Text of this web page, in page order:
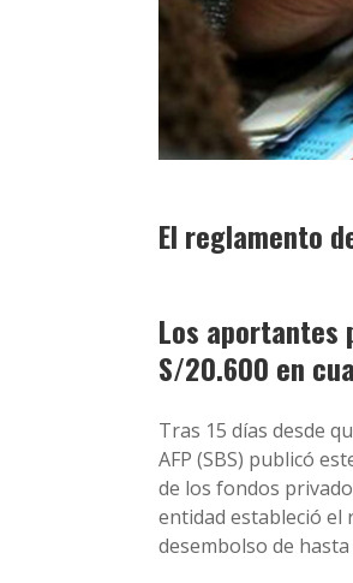
El reglamento
Los aportantes
S/20.600 en
Tras 15 días desde
AFP (SBS) publicó
de los fondos
entidad estableció el
desembolso de